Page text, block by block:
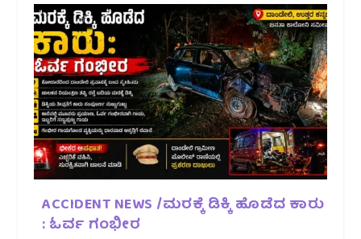
ACCIDENT NEWS /ಮರಕ್ಕೆ ಡಿಕ್ಕಿ ಹೊಡೆದ ಕಾರು
: ಓರ್ವ ಗಂಭೀರ